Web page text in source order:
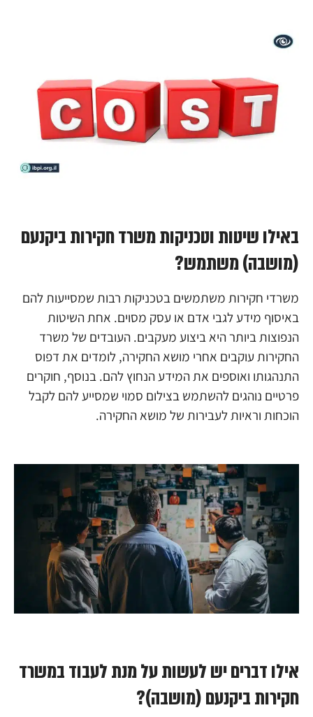
באילו שיטות וטכניקות משרד חקירות ביקנעם
(מושבה) משתמש?
משרדי חקירות משתמשים בטכניקות רבות שמסייעות להם
באיסוף מידע לגבי אדם או עסק מסוים. אחת השיטות
הנפוצות ביותר היא ביצוע מעקבים. העובדים של משרד
החקירות עוקבים אחרי מושא החקירה, לומדים את דפוס
התנהגותו ואוספים את המידע הנחוץ להם. בנוסף, חוקרים
פרטיים נוהגים להשתמש בצילום סמוי שמסייע להם לקבל
הוכחות וראיות לעבירות של מושא החקירה.
אילו דברים יש לעשות על מנת לעבוד במשרד
חקירות ביקנעם (מושבה)?